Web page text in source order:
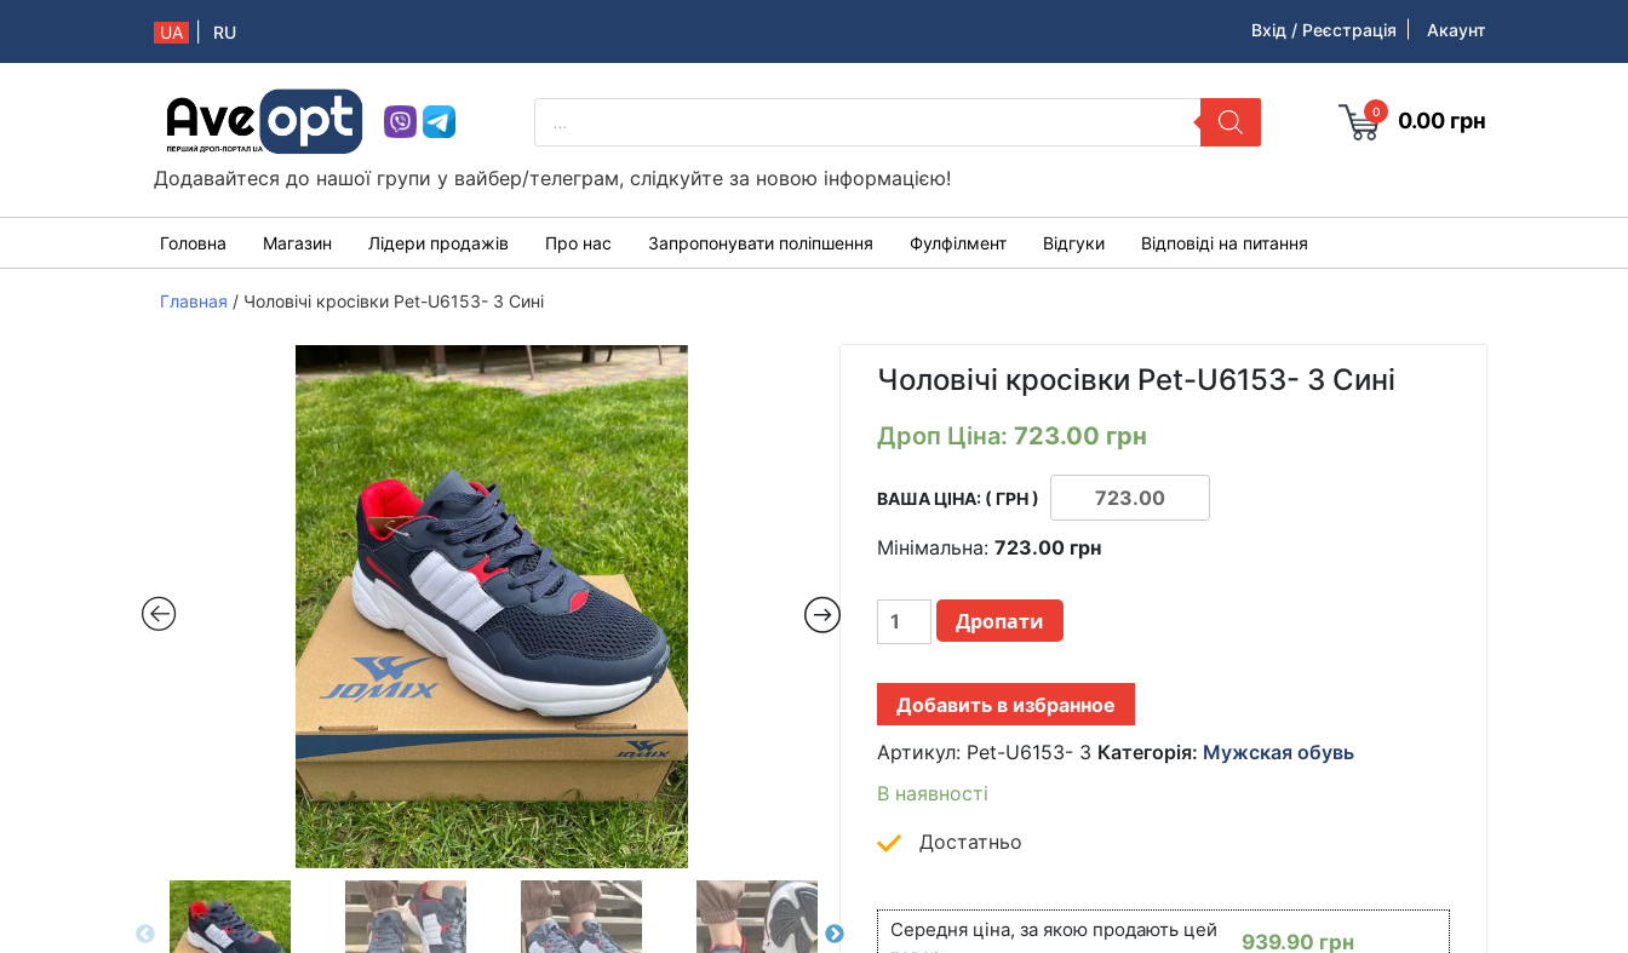
UA RU Вхід / Реєстрація Акаунт
Aveopt – оптова дропшипінг платформа в Україні
PRODUCTS
SEARCH
0 0.00 грн
Додавайтеся до нашої групи у вайбер/телеграм, слідкуйте за новою інформацією!
Головна Магазин Лідери продажів Про нас Запропонувати поліпшення Фулфілмент Відгуки Відповіді на питання
Главная / Чоловічі кросівки Pet-U6153- 3 Сині
Чоловічі кросівки Pet-U6153- 3 Сині
Дроп Ціна: 723.00 грн
ВАША ЦІНА: ( ГРН )
Мінімальна: 723.00 грн
МУЖСКИЕ
КРОССОВКИ
U6153-
КІЛЬКІСТЬ
Дропати
Добавить в избранное
Артикул: Pet-U6153- 3 Категорія: Мужская обувь
В наявності
Достатньо
Середня ціна, за якою продають цей
939.90 грн